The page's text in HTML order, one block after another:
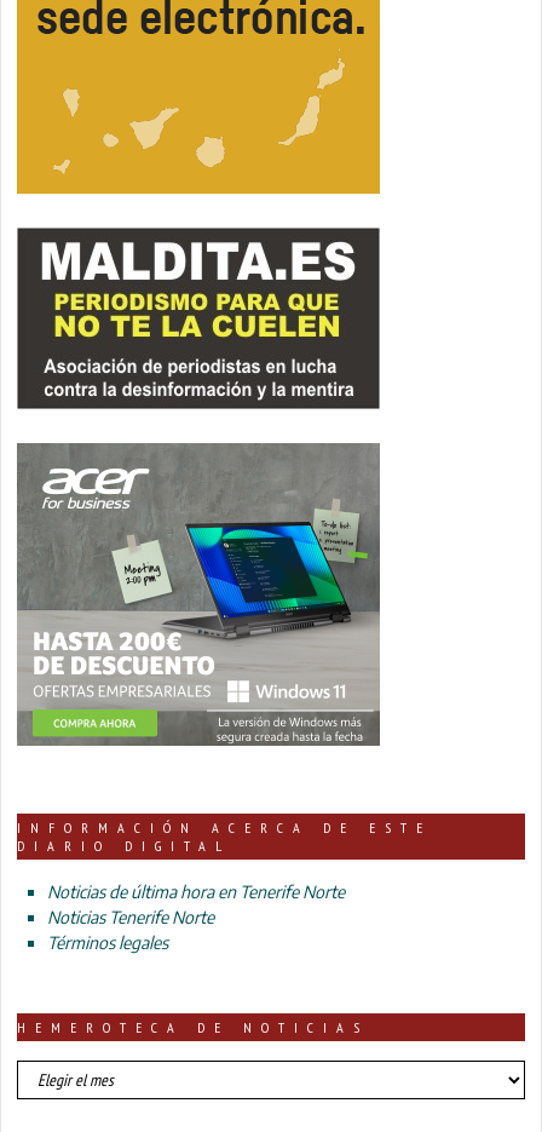
INFORMACIÓN ACERCA DE ESTE
DIARIO DIGITAL
Noticias de última hora en Tenerife Norte
Noticias Tenerife Norte
Términos legales
HEMEROTECA DE NOTICIAS
HEMEROTECA
DE